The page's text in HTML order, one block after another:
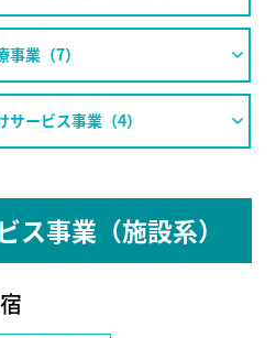
事業（7）
サービス事業（4）
ス事業（施設系）